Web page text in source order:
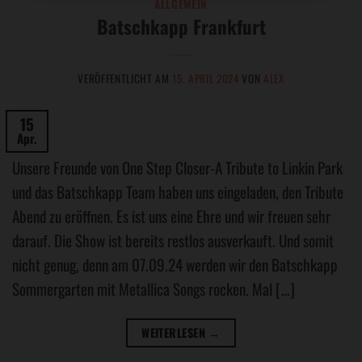
Batschkapp Frankfurt
VERÖFFENTLICHT AM 15. APRIL 2024 VON ALEX
15
Apr.
Unsere Freunde von One Step Closer-A Tribute to Linkin Park
und das Batschkapp Team haben uns eingeladen, den Tribute
Abend zu eröffnen. Es ist uns eine Ehre und wir freuen sehr
darauf. Die Show ist bereits restlos ausverkauft. Und somit
nicht genug, denn am 07.09.24 werden wir den Batschkapp
Sommergarten mit Metallica Songs rocken. Mal […]
WEITERLESEN →